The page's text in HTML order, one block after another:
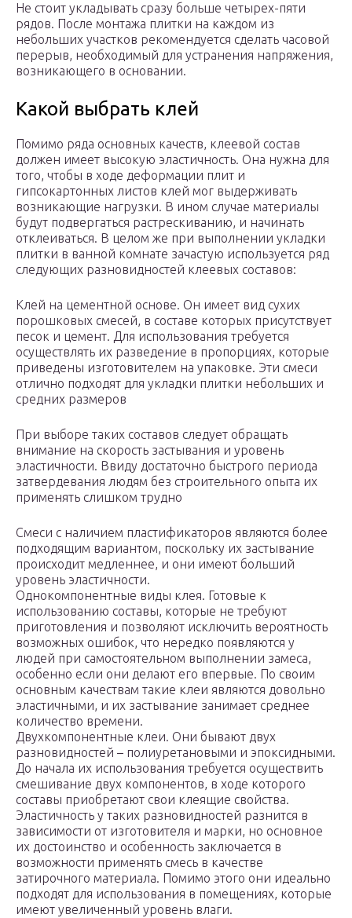
Не стоит укладывать сразу больше четырех-пяти
рядов. После монтажа плитки на каждом из
небольших участков рекомендуется сделать часовой
перерыв, необходимый для устранения напряжения,
возникающего в основании.
Какой выбрать клей
Помимо ряда основных качеств, клеевой состав
должен имеет высокую эластичность. Она нужна для
того, чтобы в ходе деформации плит и
гипсокартонных листов клей мог выдерживать
возникающие нагрузки. В ином случае материалы
будут подвергаться растрескиванию, и начинать
отклеиваться. В целом же при выполнении укладки
плитки в ванной комнате зачастую используется ряд
следующих разновидностей клеевых составов:
Клей на цементной основе. Он имеет вид сухих
порошковых смесей, в составе которых присутствует
песок и цемент. Для использования требуется
осуществлять их разведение в пропорциях, которые
приведены изготовителем на упаковке. Эти смеси
отлично подходят для укладки плитки небольших и
средних размеров
При выборе таких составов следует обращать
внимание на скорость застывания и уровень
эластичности. Ввиду достаточно быстрого периода
затвердевания людям без строительного опыта их
применять слишком трудно
Смеси с наличием пластификаторов являются более
подходящим вариантом, поскольку их застывание
происходит медленнее, и они имеют больший
уровень эластичности.
Однокомпонентные виды клея. Готовые к
использованию составы, которые не требуют
приготовления и позволяют исключить вероятность
возможных ошибок, что нередко появляются у
людей при самостоятельном выполнении замеса,
особенно если они делают его впервые. По своим
основным качествам такие клеи являются довольно
эластичными, и их застывание занимает среднее
количество времени.
Двухкомпонентные клеи. Они бывают двух
разновидностей – полиуретановыми и эпоксидными.
До начала их использования требуется осуществить
смешивание двух компонентов, в ходе которого
составы приобретают свои клеящие свойства.
Эластичность у таких разновидностей разнится в
зависимости от изготовителя и марки, но основное
их достоинство и особенность заключается в
возможности применять смесь в качестве
затирочного материала. Помимо этого они идеально
подходят для использования в помещениях, которые
имеют увеличенный уровень влаги.